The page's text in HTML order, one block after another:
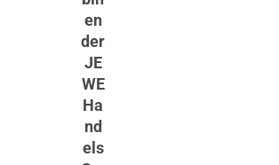
en
der
JE
WE
Ha
nd
els